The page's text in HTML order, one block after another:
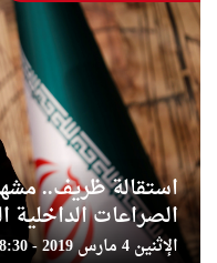
استقالة ظريف..
الصراعات الداخلية
الإثنين 4 مارس 2019 - 16:48:30